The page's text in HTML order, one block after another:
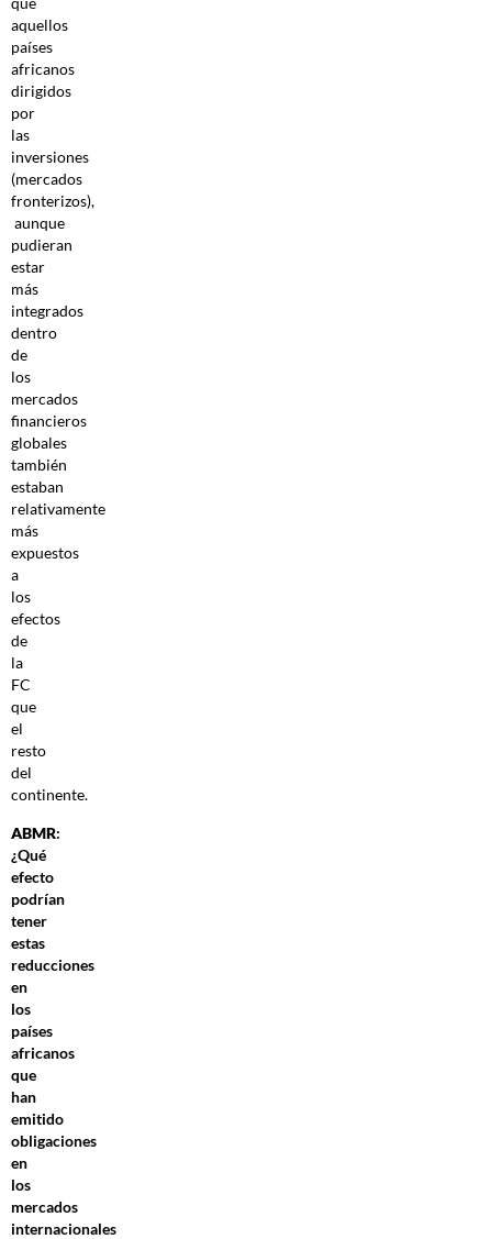
aquellos
países
africanos
dirigidos
por
las
inversiones
(mercados
fronterizos),
aunque
pudieran
estar
más
integrados
dentro
de
los
mercados
financieros
globales
también
estaban
relativamente
más
expuestos
a
los
efectos
de
la
FC
que
el
resto
del
continente.
ABMR:
¿Qué
efecto
podrían
tener
estas
reducciones
en
los
países
africanos
que
han
emitido
obligaciones
en
los
mercados
internacionales